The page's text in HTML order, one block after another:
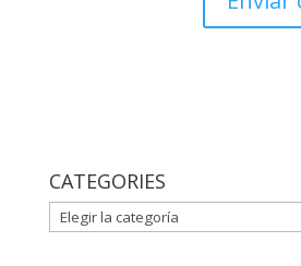
CATEGORIES
CATEGORIES